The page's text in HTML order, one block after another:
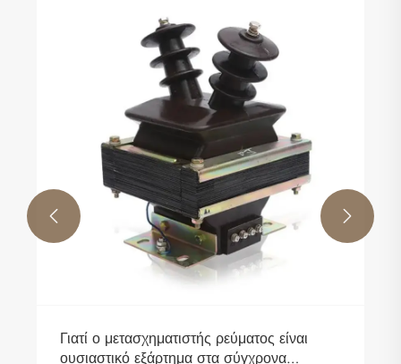
Γιατί ο μετασχηματιστής ρεύματος είναι
ουσιαστικό εξάρτημα στα σύγχρονα
 